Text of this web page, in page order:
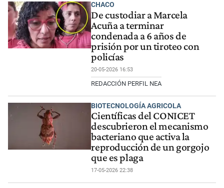
CHACO
De custodiar a Marcela
Acuña a terminar
condenada a 6 años de
prisión por un tiroteo con
policías
20-05-2026 16:53
REDACCIÓN PERFIL NEA
BIOTECNOLOGÍA AGRICOLA
Científicas del CONICET
descubrieron el mecanismo
bacteriano que activa la
reproducción de un gorgojo
que es plaga
17-05-2026 22:38